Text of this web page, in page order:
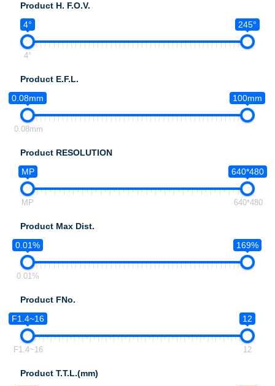
Product H. F.O.V.
4°
245°
4°
Product E.F.L.
0.08mm
100mm
0.08mm
Product RESOLUTION
MP
640*480
MP 640*480
Product Max Dist.
0.01%
169%
0.01%
Product FNo.
F1.4~16
12
F1.4~16 12
Product T.T.L.(mm)